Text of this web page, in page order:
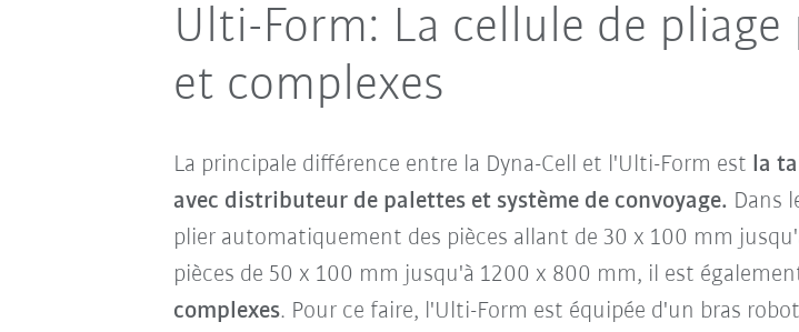
Ulti-Form: La cellule de
et complexes
La principale différence entre la Dyna-Cell et l'Ulti-Form est la
avec distributeur de palettes et système de convoyage. Dans
plier automatiquement des pièces allant de 30 x 100 mm
pièces de 50 x 100 mm jusqu'à 1200 x 800 mm, il est
complexes. Pour ce faire, l'Ulti-Form est équipée d'un bras